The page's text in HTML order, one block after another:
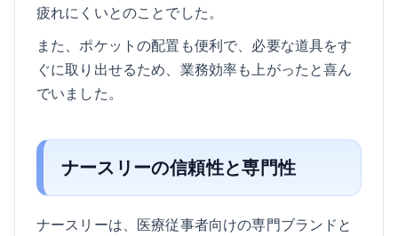
疲れにくいとのことでした。
また、ポケットの配置も便利で、必要な道具をす
ぐに取り出せるため、業務効率も上がったと喜ん
でいました。
ナースリーの信頼性と専門性
ナースリーは、医療従事者向けの専門ブランドと